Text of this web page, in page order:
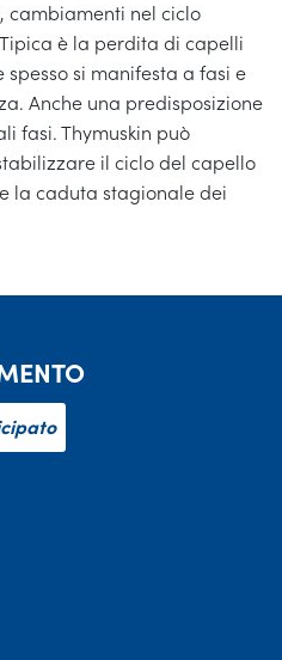
cambiamenti nel ciclo
è la perdita di capelli
si manifesta a fasi e
Anche una predisposizione
fasi. Thymuskin può
il ciclo del capello
la caduta stagionale dei